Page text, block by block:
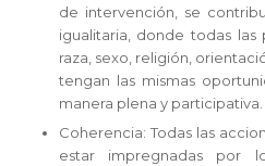
de intervención, se
igualitaria, donde todas las
raza, sexo, religión,
tengan las mismas
manera plena y participativa.
Coherencia: Todas las
estar impregnadas por